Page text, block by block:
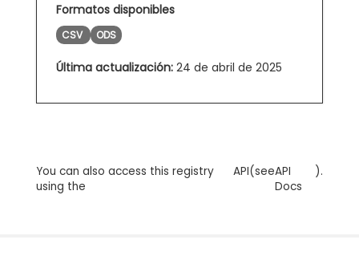
Formatos disponibles
CSV ODS
Última actualización: 24 de abril de 2025
You can also access this registry
using the
API(seeAPI
Docs
).